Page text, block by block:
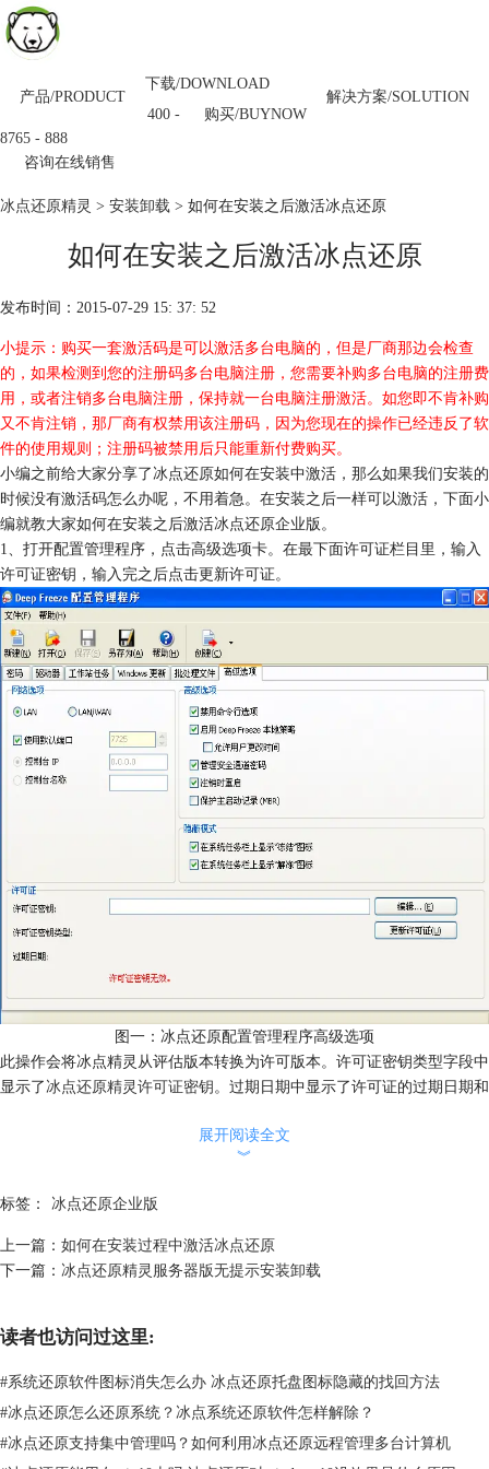
产品/PRODUCT 解决方案/SOLUTION
下载/DOWNLOAD
购买/BUYNOW
400 -
8765 - 888
咨询在线销售
冰点还原精灵 > 安装卸载 > 如何在安装之后激活冰点还原
如何在安装之后激活冰点还原
发布时间：2015-07-29 15: 37: 52
小提示：购买一套激活码是可以激活多台电脑的，但是厂商那边会检查
的，如果检测到您的注册码多台电脑注册，您需要补购多台电脑的注册费
用，或者注销多台电脑注册，保持就一台电脑注册激活。如您即不肯补购
又不肯注销，那厂商有权禁用该注册码，因为您现在的操作已经违反了软
件的使用规则；注册码被禁用后只能重新付费购买。
小编之前给大家分享了冰点还原如何在安装中激活，那么如果我们安装的
时候没有激活码怎么办呢，不用着急。在安装之后一样可以激活，下面小
编就教大家如何在安装之后激活冰点还原企业版。
1、打开配置管理程序，点击高级选项卡。在最下面许可证栏目里，输入
许可证密钥，输入完之后点击更新许可证。
图一：冰点还原配置管理程序高级选项
此操作会将冰点精灵从评估版本转换为许可版本。许可证密钥类型字段中
显示了冰点还原精灵许可证密钥。过期日期中显示了许可证的过期日期和
展开阅读全文
︾
标签： 冰点还原企业版
上一篇： 如何在安装过程中激活冰点还原
下一篇： 冰点还原精灵服务器版无提示安装卸载
读者也访问过这里:
#系统还原软件图标消失怎么办 冰点还原托盘图标隐藏的找回方法
#冰点还原怎么还原系统？冰点系统还原软件怎样解除？
#冰点还原支持集中管理吗？如何利用冰点还原远程管理多台计算机